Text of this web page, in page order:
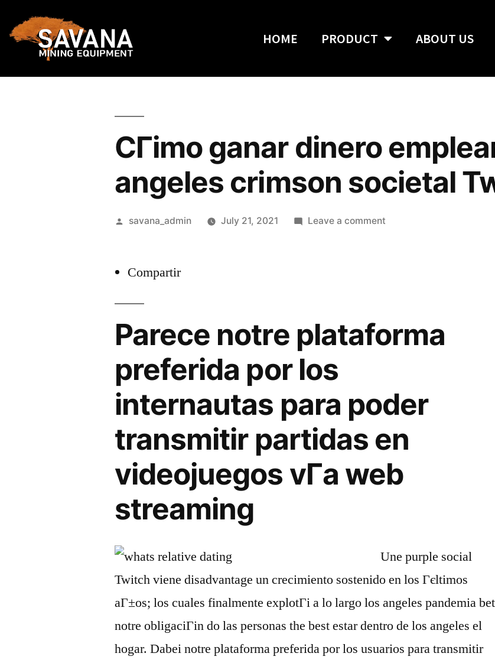
HOME PRODUCT ABOUT US
CГіmo ganar dinero
angeles crimson societal
savana_admin July 21, 2021 Leave a comment
Compartir
Parece notre plataforma
preferida por los
internautas para poder
transmitir partidas en
videojuegos vГ­a web
streaming
Une purple social
Twitch viene disadvantage un crecimiento sostenido en los Гєltimos
aГ±os; los cuales finalmente explotГі a lo largo los angeles pandemia bet
notre obligaciГіn do las personas the best estar dentro de los angeles el
hogar. Dabei notre plataforma preferida por los usuarios para transmitir